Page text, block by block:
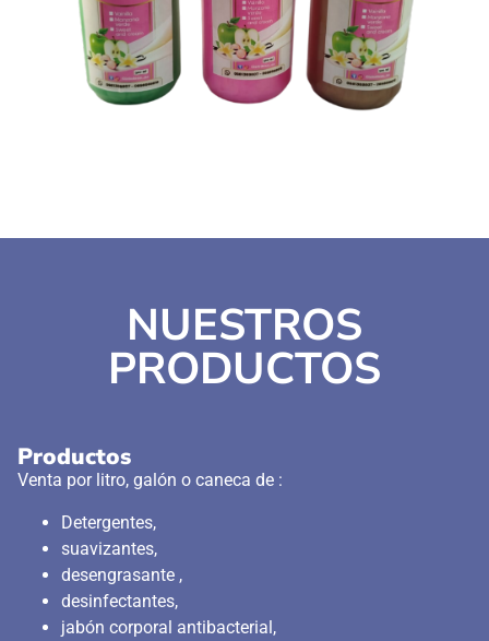
NUESTROS
PRODUCTOS
Productos
Venta por litro, galón o caneca de :
Detergentes,
suavizantes,
desengrasante ,
desinfectantes,
jabón corporal antibacterial,